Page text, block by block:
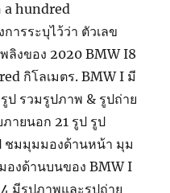
a hundred
ารระบุไว้ว่า ตัวเลข
ลิงของ 2020 BMW I8
กิโลเมตร. BMW I มี
ป รวมรูปภาพ & รูปถ่าย
ายนอก 21 รูป รูป
ชมมุมมองด้านหน้า มุม
องด้านบนของ BMW I
มีรูปภาพและรูปถ่าย